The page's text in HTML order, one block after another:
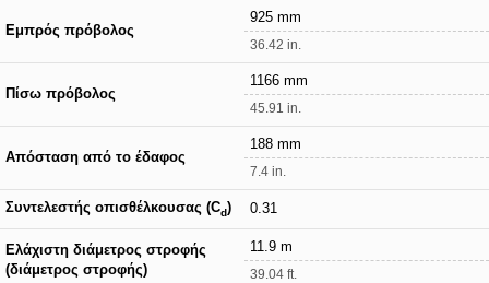
Εμπρός πρόβολος
925 mm
36.42 in.
Πίσω πρόβολος
1166 mm
45.91 in.
Απόσταση από το έδαφος
188 mm
7.4 in.
Συντελεστής οπισθέλκουσας (Cd) 0.31
Ελάχιστη διάμετρος στροφής
(διάμετρος στροφής)
11.9 m
39.04 ft.